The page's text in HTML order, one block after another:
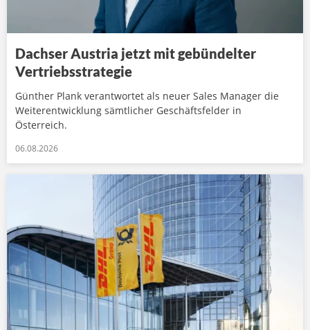
Dachser Austria jetzt mit gebündelter
Vertriebsstrategie
Günther Plank verantwortet als neuer Sales Manager die
Weiterentwicklung sämtlicher Geschäftsfelder in
Österreich.
06.08.2026